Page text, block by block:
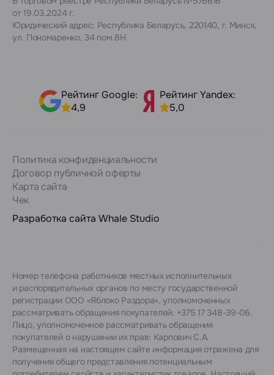
от 19.03.2024 г.
Юридический адрес: Республика Беларусь, 220140, г. Минск,
ул. Пономаренко, 34 пом.8Н
Рейтинг Google:
4,9
Рейтинг Yandex:
5,0
Политика конфиденциальности
Договор публичной оферты
Карта сайта
Чек
Разработка сайта Whale Studio
Номер телефона работников местных исполнительных
и распорядительных органов по месту государственной
регистрации ООО «Яблоко Раздора», уполномоченных
рассматривать обращения покупателей: +375 17 348-39-06.
Лицо, уполномоченное рассматривать обращения
покупателей о нарушении их прав: Карпович С.А.
Размещенная на настоящем сайте информация отражена для
получения общего представления потенциальным